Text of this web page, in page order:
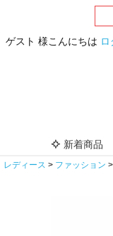
ゲスト 様こんにちは ロ
新着商品
レディース ファッション